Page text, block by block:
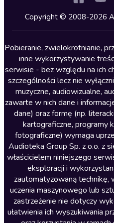
Kryminały
Lektury szkolne
Literatura anglojęzyczna
Literatura faktu
Literatura obyczajowa
Literatura piękna obca
Literatura piękna polska
Nagrania relaksacyjne
Nauka języków
Nauki humanistyczne
Podcasty i audycje
Polityka
Prasa
Copyright © 2008-2026
Pobieranie, zwielokrotnianie,
inne wykorzystywanie
serwisie - bez względu na ich
szczególności lecz nie
muzyczne, audiowizualne,
zawarte w nich dane i
dane) oraz formę (np.
kartograficzne, programy
fotograficzne) wymaga
Audioteka Group Sp. z o.o. z
właścicielem niniejszego
eksploracji i
zautomatyzowaną technikę,
uczenia maszynowego lub
zastrzeżenie nie dotyczy
ułatwienia ich wyszukiwania